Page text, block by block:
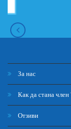
За нас
Как да стана член
Отзиви